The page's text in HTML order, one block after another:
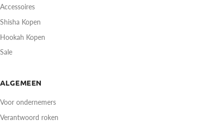
Accessoires
Shisha Kopen
Hookah Kopen
Sale
ALGEMEEN
Voor ondernemers
Verantwoord roken